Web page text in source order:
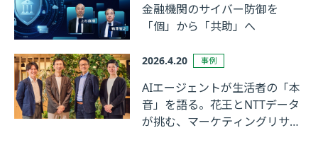
金融機関のサイバー防御を
「個」から「共助」へ
2026.4.20 事例
AIエージェントが生活者の「本
音」を語る。花王とNTTデータ
が挑む、マーケティングリサー